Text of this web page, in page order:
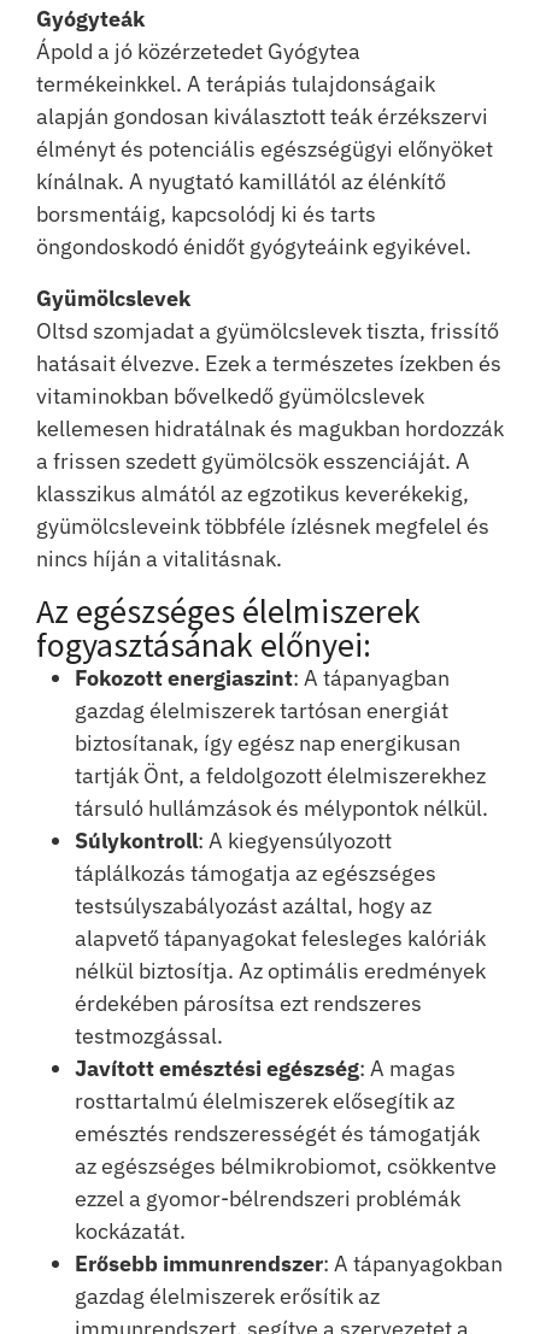
Gyógyteák
Ápold a jó közérzetedet Gyógytea
termékeinkkel. A terápiás tulajdonságaik
alapján gondosan kiválasztott teák érzékszervi
élményt és potenciális egészségügyi előnyöket
kínálnak. A nyugtató kamillától az élénkítő
borsmentáig, kapcsolódj ki és tarts
öngondoskodó énidőt gyógyteáink egyikével.
Gyümölcslevek
Oltsd szomjadat a gyümölcslevek tiszta, frissítő
hatásait élvezve. Ezek a természetes ízekben és
vitaminokban bővelkedő gyümölcslevek
kellemesen hidratálnak és magukban hordozzák
a frissen szedett gyümölcsök esszenciáját. A
klasszikus almától az egzotikus keverékekig,
gyümölcsleveink többféle ízlésnek megfelel és
nincs híján a vitalitásnak.
Az egészséges élelmiszerek
fogyasztásának előnyei:
Fokozott energiaszint: A tápanyagban
gazdag élelmiszerek tartósan energiát
biztosítanak, így egész nap energikusan
tartják Önt, a feldolgozott élelmiszerekhez
társuló hullámzások és mélypontok nélkül.
Súlykontroll: A kiegyensúlyozott
táplálkozás támogatja az egészséges
testsúlyszabályozást azáltal, hogy az
alapvető tápanyagokat felesleges kalóriák
nélkül biztosítja. Az optimális eredmények
érdekében párosítsa ezt rendszeres
testmozgással.
Javított emésztési egészség: A magas
rosttartalmú élelmiszerek elősegítik az
emésztés rendszerességét és támogatják
az egészséges bélmikrobiomot, csökkentve
ezzel a gyomor-bélrendszeri problémák
kockázatát.
Erősebb immunrendszer: A tápanyagokban
gazdag élelmiszerek erősítik az